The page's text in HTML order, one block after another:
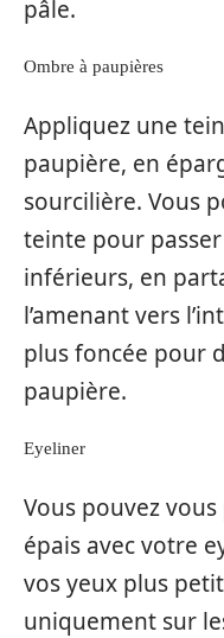
pâle.
Ombre à paupières
Appliquez une
paupière, en
sourcilière. Vous
teinte pour
inférieurs, en
l’amenant vers
plus foncée pour
paupière.
Eyeliner
Vous pouvez
épais avec votre
vos yeux plus
uniquement sur